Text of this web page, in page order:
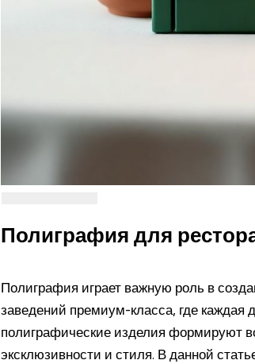
Полиграфия для
Полиграфия играет важную роль в
заведений премиум-класса, где каждая
полиграфические изделия формируют
эксклюзивности и стиля. В данной